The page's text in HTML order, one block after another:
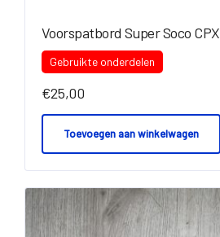
Voorspatbord Super Soco CPX
Gebruikte onderdelen
€25,00
Toevoegen aan winkelwagen